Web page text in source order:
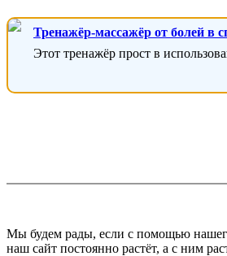
Тренажёр-массажёр от болей в
Этот тренажёр прост в
Мы будем рады, если с помощью
наш сайт постоянно растёт, а с ним